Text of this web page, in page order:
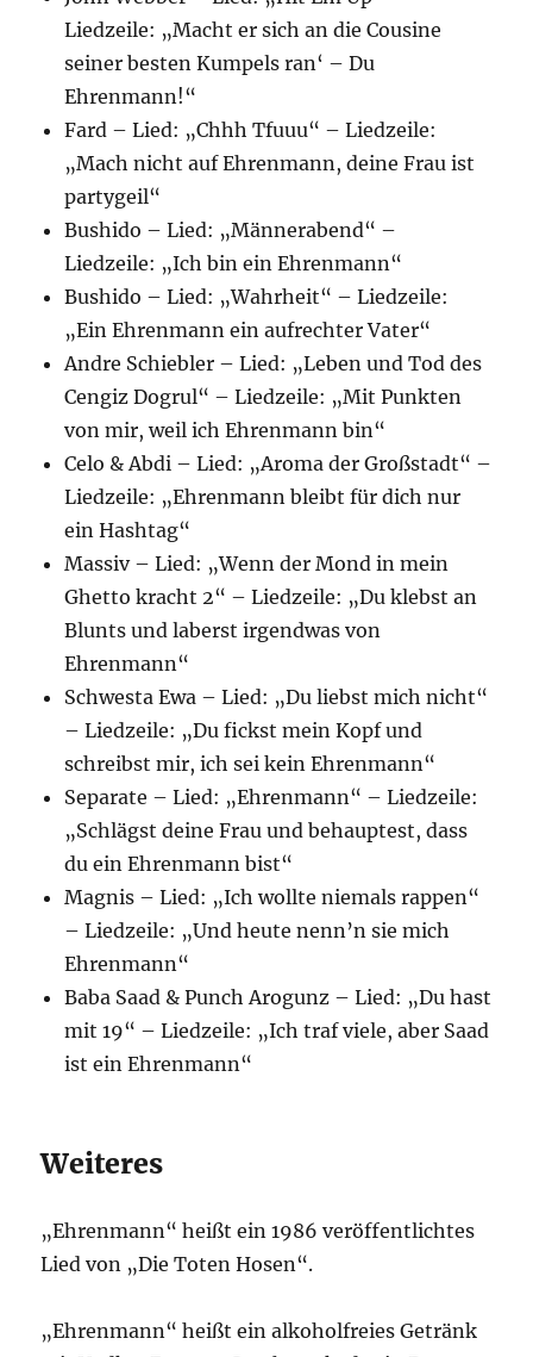
Liedzeile: „Macht er sich an die Cousine
seiner besten Kumpels ran‘ – Du
Ehrenmann!“
Fard – Lied: „Chhh Tfuuu“ – Liedzeile:
„Mach nicht auf Ehrenmann, deine Frau ist
partygeil“
Bushido – Lied: „Männerabend“ –
Liedzeile: „Ich bin ein Ehrenmann“
Bushido – Lied: „Wahrheit“ – Liedzeile:
„Ein Ehrenmann ein aufrechter Vater“
Andre Schiebler – Lied: „Leben und Tod des
Cengiz Dogrul“ – Liedzeile: „Mit Punkten
von mir, weil ich Ehrenmann bin“
Celo & Abdi – Lied: „Aroma der Großstadt“ –
Liedzeile: „Ehrenmann bleibt für dich nur
ein Hashtag“
Massiv – Lied: „Wenn der Mond in mein
Ghetto kracht 2“ – Liedzeile: „Du klebst an
Blunts und laberst irgendwas von
Ehrenmann“
Schwesta Ewa – Lied: „Du liebst mich nicht“
– Liedzeile: „Du fickst mein Kopf und
schreibst mir, ich sei kein Ehrenmann“
Separate – Lied: „Ehrenmann“ – Liedzeile:
„Schlägst deine Frau und behauptest, dass
du ein Ehrenmann bist“
Magnis – Lied: „Ich wollte niemals rappen“
– Liedzeile: „Und heute nenn’n sie mich
Ehrenmann“
Baba Saad & Punch Arogunz – Lied: „Du hast
mit 19“ – Liedzeile: „Ich traf viele, aber Saad
ist ein Ehrenmann“
Weiteres
„Ehrenmann“ heißt ein 1986 veröffentlichtes
Lied von „Die Toten Hosen“.
„Ehrenmann“ heißt ein alkoholfreies Getränk